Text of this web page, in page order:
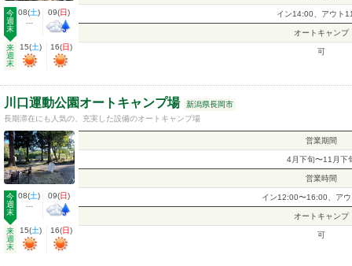
今
週
末
08(土)
---
09(日)
来
週
末
15(土) 16(日)
イン14:00、アウト
オートキャンプ
可
川口運動公園オートキャンプ場
新潟県長岡市
長期滞在にも人気の、充実した設備のオートキャンプ場
今
週
末
08(土)
---
09(日)
来
週
末
15(土) 16(日)
営業期間
4月下旬〜11月下
営業時間
イン12:00〜16:00、ア
オートキャンプ
可